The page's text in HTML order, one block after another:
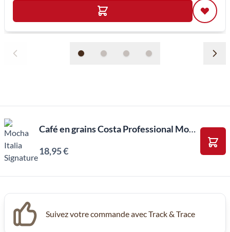
Café en grains Costa Professional Mocha Italia Signature MEDIUM Roast 7-12 (1kg)
18,95 €
Suivez votre commande avec Track & Trace